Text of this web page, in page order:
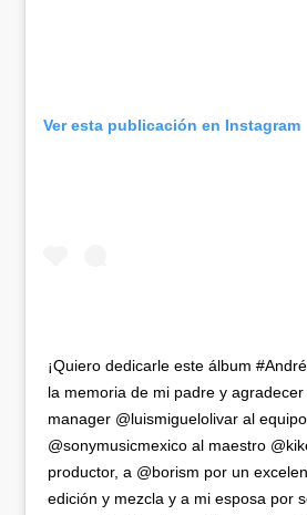
Ver esta publicación en Instagram
¡Quiero dedicarle este álbum
la memoria de mi padre y
manager @luismiguelolivar al
@sonymusicmexico al maestro
productor, a @borism por un
edición y mezcla y a mi esposa por